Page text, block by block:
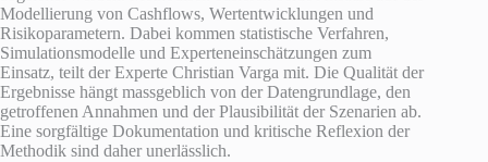
Modellierung von Cashflows, Wertentwicklungen und
Risikoparametern. Dabei kommen statistische Verfahren,
Simulationsmodelle und Experteneinschätzungen zum
Einsatz, teilt der Experte Christian Varga mit. Die Qualität der
Ergebnisse hängt massgeblich von der Datengrundlage, den
getroffenen Annahmen und der Plausibilität der Szenarien ab.
Eine sorgfältige Dokumentation und kritische Reflexion der
Methodik sind daher unerlässlich.